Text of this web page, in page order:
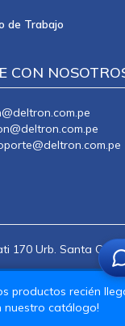
de Trabajo
CON
170 Urb. Santa
Copyright © Deltron 2024
productos recién
nuestro catálogo!